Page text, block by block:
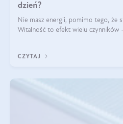
dzień?
Nie masz energii, pomimo tego, że
Witalność to efekt wielu czynników
CZYTAJ